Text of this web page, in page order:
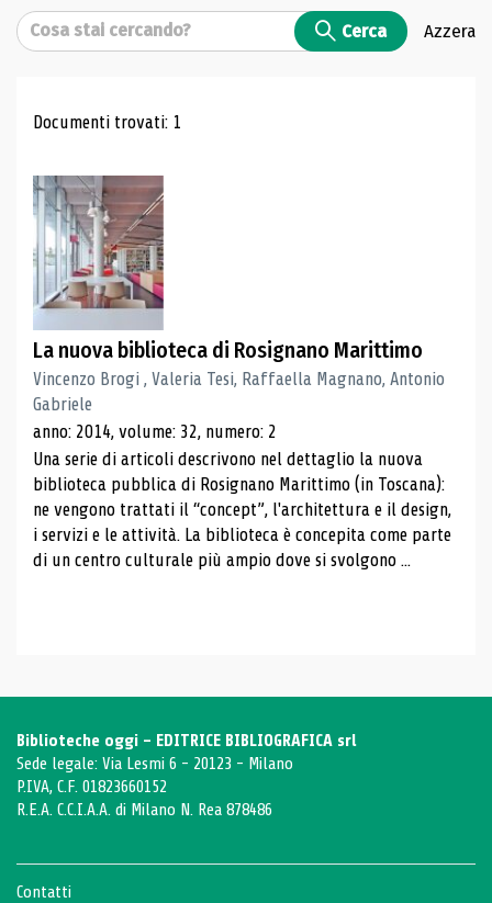
Cerca Cerca Azzera
Risultati di ricerca
Documenti trovati: 1
La nuova biblioteca di Rosignano Marittimo
Vincenzo Brogi , Valeria Tesi, Raffaella Magnano, Antonio
Gabriele
anno: 2014, volume: 32, numero: 2
Una serie di articoli descrivono nel dettaglio la nuova
biblioteca pubblica di Rosignano Marittimo (in Toscana):
ne vengono trattati il ​​“concept”, l'architettura e il design,
i servizi e le attività. La biblioteca è concepita come parte
di un centro culturale più ampio dove si svolgono ...
Biblioteche oggi - EDITRICE BIBLIOGRAFICA srl
Sede legale: Via Lesmi 6 - 20123 - Milano
P.IVA, C.F. 01823660152
R.E.A. C.C.I.A.A. di Milano N. Rea 878486
Contatti